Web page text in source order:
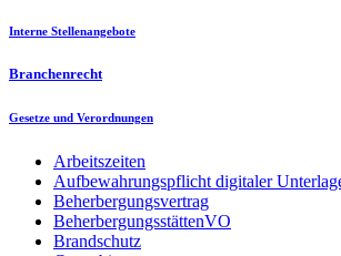
Interne Stellenangebote
Branchenrecht
Gesetze und Verordnungen
Arbeitszeiten
Aufbewahrungspflicht digitaler
Beherbergungsvertrag
BeherbergungsstättenVO
Brandschutz